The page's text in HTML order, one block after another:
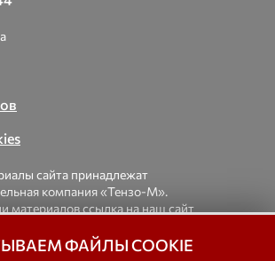
сайта принадлежат
компания «Тензо-М».
материалов ссылка на наш сайт
ФАЙЛЫ COOKIE